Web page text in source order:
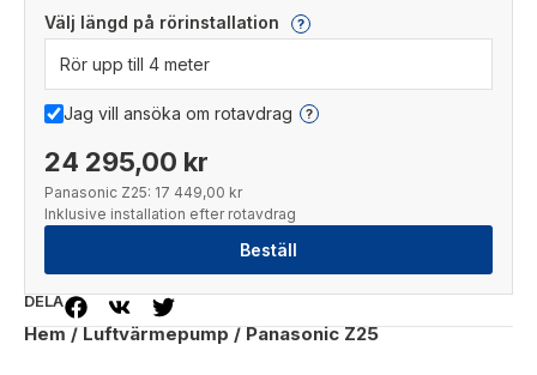
Välj längd på rörinstallation ?
Jag vill ansöka om rotavdrag ?
24 295,00 kr
Panasonic Z25: 17 449,00 kr
Inklusive installation efter rotavdrag
Beställ
DELA
Hem/Luftvärmepump/ Panasonic Z25